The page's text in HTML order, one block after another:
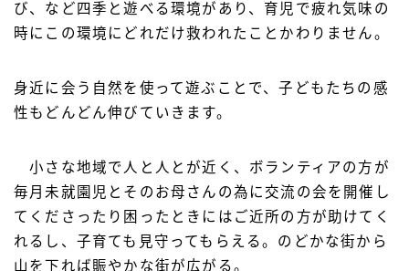
び、など四季と遊べる環境があり、育児で疲れ気味の
時にこの環境にどれだけ救われたことかわりません。
身近に会う自然を使って遊ぶことで、子どもたちの感
性もどんどん伸びていきます。
小さな地域で人と人とが近く、ボランティアの方が
毎月未就園児とそのお母さんの為に交流の会を開催し
てくださったり困ったときにはご近所の方が助けてく
れるし、子育ても見守ってもらえる。のどかな街から
山を下れば賑やかな街が広がる。